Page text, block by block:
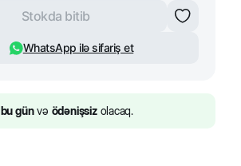
Stokda bitib
WhatsApp ilə sifariş et
bu günvə ödənişsizolacaq.